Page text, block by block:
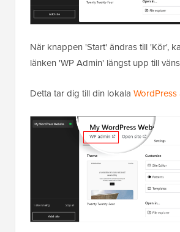
När knappen 'Start' ändras till 'Kör',
länken 'WP Admin' längst upp till
Detta tar dig till din lokala